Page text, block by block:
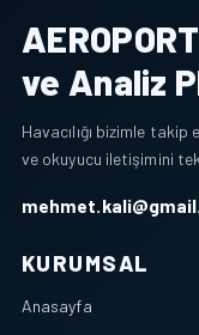
ve Analiz
Havacılığı bizimle
ve okuyucu iletişimini
KURUMSAL
Anasayfa